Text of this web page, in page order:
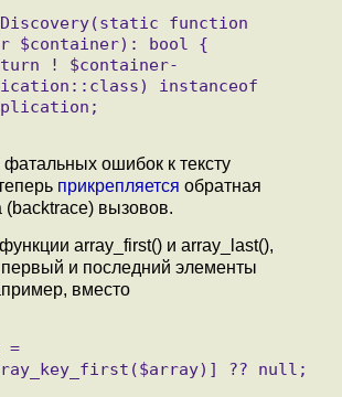
$container): bool {
instanceof
ошибок к тексту
прикрепляется обратная
(backtrace) вызовов.
функции array_first() и array_last(),
и последний элементы
вместо